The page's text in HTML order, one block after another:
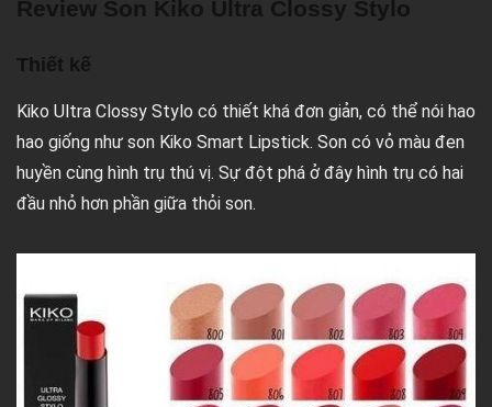
Review Son Kiko Ultra Clossy Stylo
Thiết kế
Kiko Ultra Clossy Stylo có thiết khá đơn giản, có thể nói hao
hao giống như son Kiko Smart Lipstick. Son có vỏ màu đen
huyền cùng hình trụ thú vị. Sự đột phá ở đây hình trụ có hai
đầu nhỏ hơn phần giữa thỏi son.